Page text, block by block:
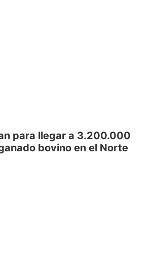
para llegar a 3.200.000
bovino en el Norte